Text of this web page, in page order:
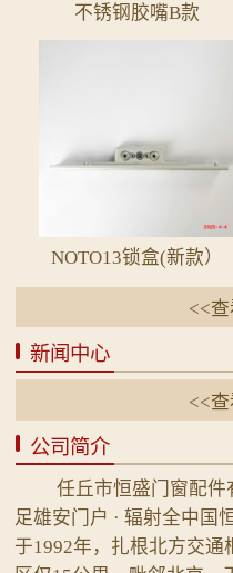
不锈钢胶嘴B款
NOTO13锁盒(新款）
<<
新闻中心
<<
公司简介
任丘市恒盛门窗配件
足雄安门户 · 辐射全中国
于1992年，扎根北方交